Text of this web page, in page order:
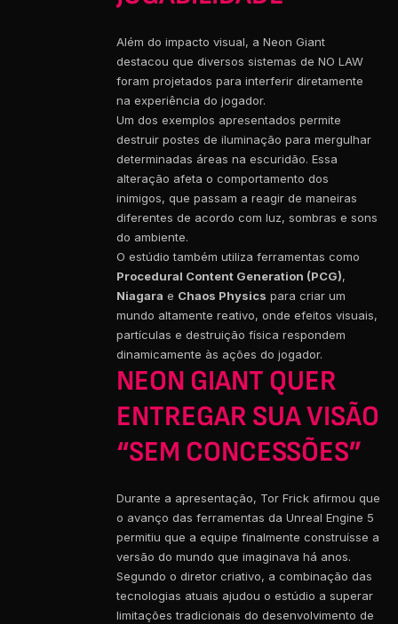
Além do impacto visual, a Neon Giant
destacou que diversos sistemas de NO LAW
foram projetados para interferir diretamente
na experiência do jogador.
Um dos exemplos apresentados permite
destruir postes de iluminação para mergulhar
determinadas áreas na escuridão. Essa
alteração afeta o comportamento dos
inimigos, que passam a reagir de maneiras
diferentes de acordo com luz, sombras e sons
do ambiente.
O estúdio também utiliza ferramentas como
Procedural Content Generation (PCG),
Niagara e Chaos Physics para criar um
mundo altamente reativo, onde efeitos visuais,
partículas e destruição física respondem
dinamicamente às ações do jogador.
NEON GIANT QUER
ENTREGAR SUA VISÃO
“SEM CONCESSÕES”
Durante a apresentação, Tor Frick afirmou que
o avanço das ferramentas da Unreal Engine 5
permitiu que a equipe finalmente construísse a
versão do mundo que imaginava há anos.
Segundo o diretor criativo, a combinação das
tecnologias atuais ajudou o estúdio a superar
limitações tradicionais do desenvolvimento de